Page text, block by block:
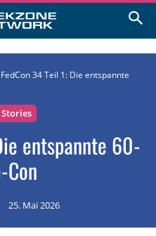
FedCon 34 Teil 1: Die entspannte
entspannte 60-
Con
25. Mai 2026